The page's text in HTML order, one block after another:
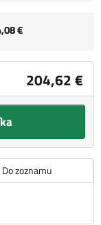
204,62 €
Do zoznamu
€